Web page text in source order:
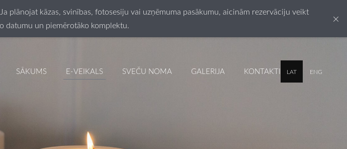
plānojat kāzas, svinības, fotosesiju vai uzņēmuma pasākumu, aicinām rezervāciju veikt
datumu un piemērotāko komplektu.
×
SĀKUMS E-VEIKALS SVEČU NOMA GALERIJA KONTAKTI LAT ENG